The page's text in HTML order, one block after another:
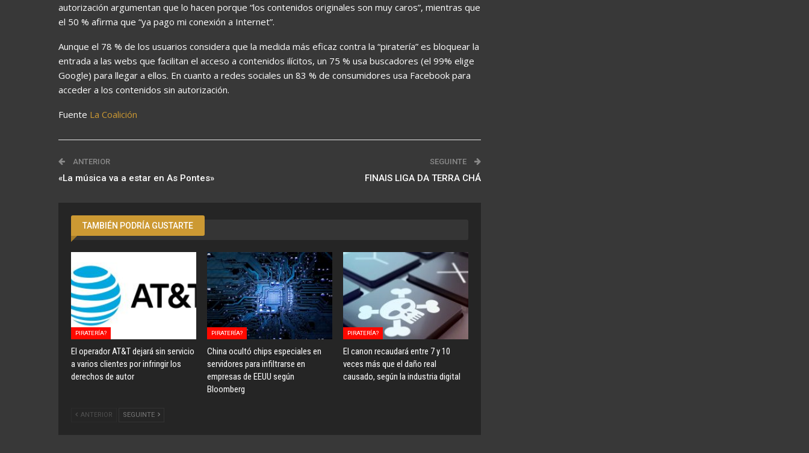
autorización argumentan que lo hacen porque “los contenidos originales son muy caros”, mientras que
el 50 % afirma que “ya pago mi conexión a Internet”.
Aunque el 78 % de los usuarios considera que la medida más eficaz contra la “piratería” es bloquear la
entrada a las webs que facilitan el acceso a contenidos ilícitos, un 75 % usa buscadores (el 99% elige
Google) para llegar a ellos. En cuanto a redes sociales un 83 % de consumidores usa Facebook para
acceder a los contenidos sin autorización.
Fuente La Coalición
ANTERIOR
«La música va a estar en As Pontes»
SEGUINTE
FINAIS LIGA DA TERRA CHÁ
TAMBIÉN PODRÍA GUSTARTE
PIRATERÍA?
El operador AT&T dejará sin servicio
a varios clientes por infringir los
derechos de autor
PIRATERÍA?
China ocultó chips especiales en
servidores para infiltrarse en
empresas de EEUU según
Bloomberg
PIRATERÍA?
El canon recaudará entre 7 y 10
veces más que el daño real
causado, según la industria digital
ANTERIOR SEGUINTE